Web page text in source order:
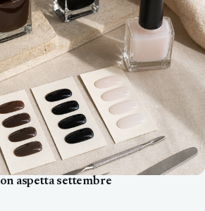
aspetta settembre